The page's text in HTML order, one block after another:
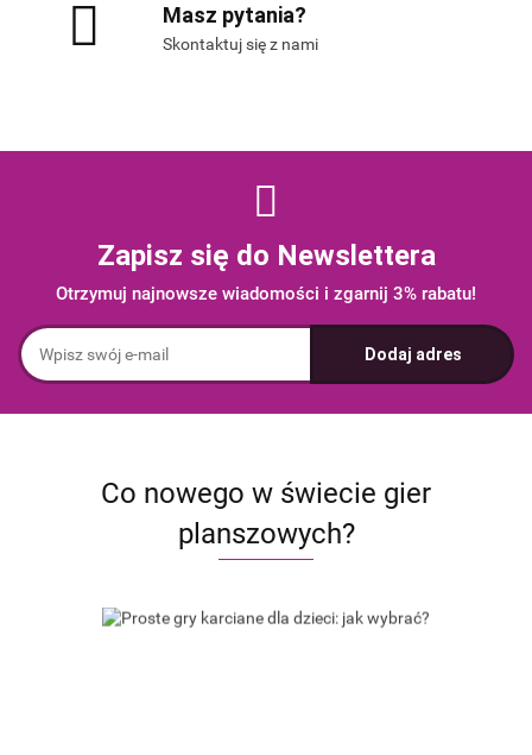
Masz pytania?
Skontaktuj się z nami
Zapisz się do Newslettera
Otrzymuj najnowsze wiadomości i zgarnij 3% rabatu!
Co nowego w świecie gier
planszowych?